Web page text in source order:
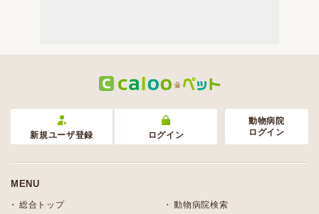
新規ユーザ登録 ログイン
動物病院
ログイン
MENU
総合トップ 動物病院検索